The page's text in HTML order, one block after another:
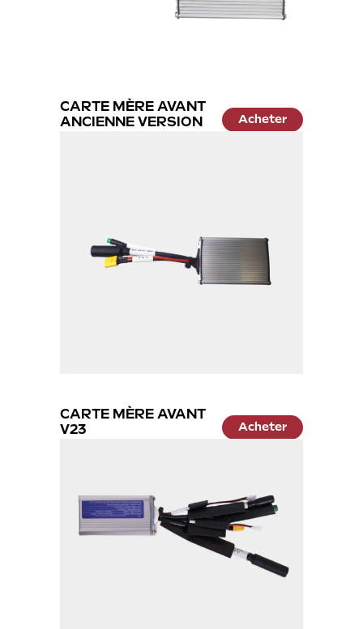
CARTE MÈRE AVANT
ANCIENNE VERSION
Acheter
CARTE MÈRE AVANT
V23
Acheter